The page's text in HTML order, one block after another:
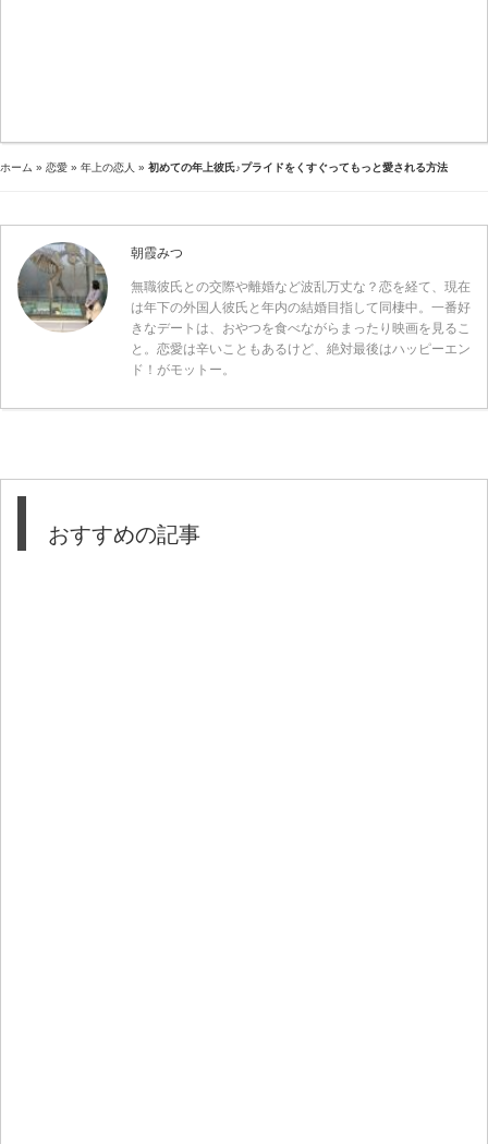
ホーム » 恋愛 » 年上の恋人 » 初めての年上彼氏♪プライドをくすぐってもっと愛される方法
朝霞みつ
無職彼氏との交際や離婚など波乱万丈な？恋を経て、現在
は年下の外国人彼氏と年内の結婚目指して同棲中。一番好
きなデートは、おやつを食べながらまったり映画を見るこ
と。恋愛は辛いこともあるけど、絶対最後はハッピーエン
ド！がモットー。
おすすめの記事